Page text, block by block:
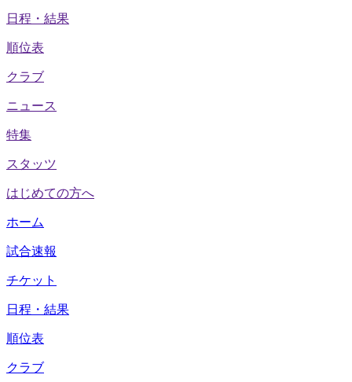
日程・結果
順位表
クラブ
ニュース
特集
スタッツ
はじめての方へ
ホーム
試合速報
チケット
日程・結果
順位表
クラブ